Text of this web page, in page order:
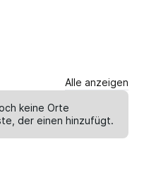
Alle anzeigen
keine Orte
der einenhinzufügt.